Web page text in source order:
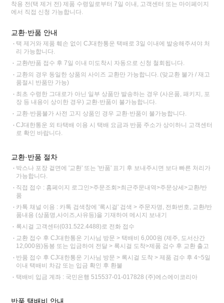
착용 전(택 제거 전) 제품 수령일로부터 7일 이내, 고객센터 또는 마이페이지
에서 직접 신청 가능합니다.
교환·반품 안내
택 제거와 제품 훼손 없이 CJ대한통운 택배로 3일 이내에 발송해주셔야 처
리 가능합니다.
교환/반품 접수 후 7일 이내 미도착시 자동으로 신청 철회됩니다.
교환의 경우 동일한 상품의 사이즈 교환만 가능합니다. (맞교환 불가 / 재고
품절시 반품만 가능)
최초 수령한 그대로가 아닌 일부 상품만 발송하는 경우 (사은품, 패키지, 포
장 등 내용이 상이한 경우) 교환·반품이 불가능합니다.
교환·반품불가 사전 고지 상품인 경우 교환·반품이 불가능합니다.
CJ대한통운 외 타택배 이용 시 택배 요금과 반품 주소가 상이하니 고객센터
로 확인 바랍니다.
교환·반품 절차
박스나 포장 겉면에 '교환' 또는 '반품' 표기 후 보내주시면 보다 빠른 처리가
가능합니다.
직접 접수 : 홈페이지 로그인>주문조회>최근주문내역>주문상세>교환/반
품
카톡 채널 이용 : 카톡 검색창에 '록시걸' 검색 > 주문자명, 전화번호, 교환/반
품내용 (상품명,사이즈,사유등)을 기재하여 메시지 보내기
록시걸 고객센터(031.522.4488)로 전화 접수
교환 접수 후 CJ대한통운 기사님 방문 > 택배비 6,000원 (제주, 도서산간
12,000원)동봉 또는 입금하여 전달 > 록시걸 도착>제품 검수 후 교환 출고
반품 접수 후 CJ대한통운 기사님 방문 > 록시걸 도착 > 제품 검수 후 4~5일
이내 택배비 차감 또는 입금 확인 후 환불
택배비 입금 계좌 : 국민은행 515537-01-017828 (주)에스에이코리아
반품 택배비 안내